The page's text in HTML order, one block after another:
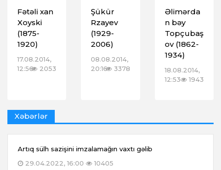
Fətəli xan
Xoyski
(1875-
1920)
17.08.2014,
12:56
2053
Şükür
Rzayev
(1929-
2006)
08.08.2014,
20:16 3378
Əlimərda
n bəy
Topçubaş
ov (1862-
1934)
18.08.2014,
12:53
1943
Xəbərlər
Artıq sülh sazişini imzalamağın vaxtı gəlib
29.04.2022, 16:00
10405